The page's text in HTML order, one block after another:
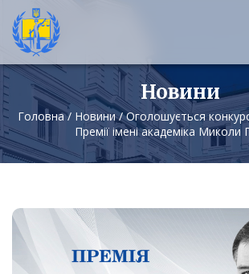
Новини
Головна/ Новини/Оголошується
Премії імені академіка Миколи